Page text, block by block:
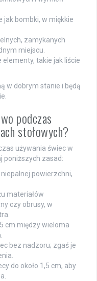
jak bombki, w miękkie
zamykanych
miejscu.
takie jak liście
w dobrym stanie i będą
podczas
stołowych?
używania świec w
poniższych zasad:
powierzchni,
materiałów
czy obrusy, w
cm między wieloma
bez nadzoru; zgaś je
do około 1,5 cm, aby